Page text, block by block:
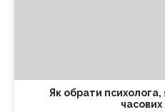
Як обрати
часових